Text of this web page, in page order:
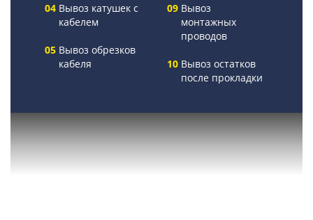
Вывоз катушек с
кабелем
Вывоз обрезков
кабеля
Вывоз
монтажных
проводов
Вывоз остатков
после прокладки